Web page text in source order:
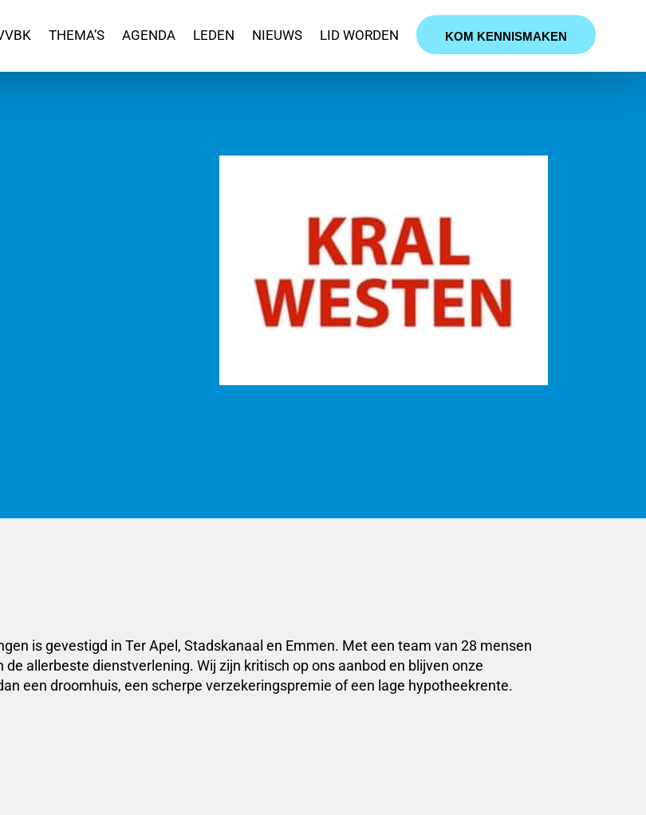
THEMA’S AGENDA LEDEN NIEUWS LID WORDEN KOM KENNISMAKEN
is gevestigd in Ter Apel, Stadskanaal en Emmen. Met een team van 28 mensen
allerbeste dienstverlening. Wij zijn kritisch op ons aanbod en blijven onze
een droomhuis, een scherpe verzekeringspremie of een lage hypotheekrente.